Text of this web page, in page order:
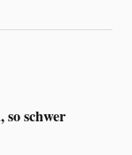
so schwer